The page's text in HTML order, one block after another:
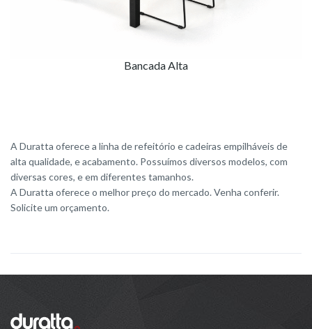
Bancada Alta
A Duratta oferece a linha de refeitório e cadeiras empilháveis de
alta qualidade, e acabamento. Possuímos diversos modelos, com
diversas cores, e em diferentes tamanhos.
A Duratta oferece o melhor preço do mercado. Venha conferir.
Solicite um orçamento.